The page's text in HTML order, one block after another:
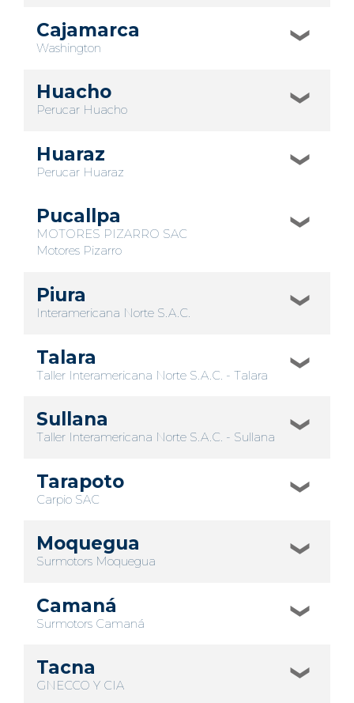
Cajamarca
Washington
Huacho
Perucar Huacho
Huaraz
Perucar Huaraz
Pucallpa
MOTORES PIZARRO SAC
Motores Pizarro
Piura
Interamericana Norte S.A.C.
Talara
Taller Interamericana Norte S.A.C. - Talara
Sullana
Taller Interamericana Norte S.A.C. - Sullana
Tarapoto
Carpio SAC
Moquegua
Surmotors Moquegua
Camaná
Surmotors Camaná
Tacna
GNECCO Y CIA